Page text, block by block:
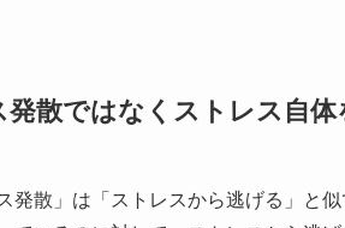
発散ではなくストレス自体
発散」は「ストレスから逃げる」と